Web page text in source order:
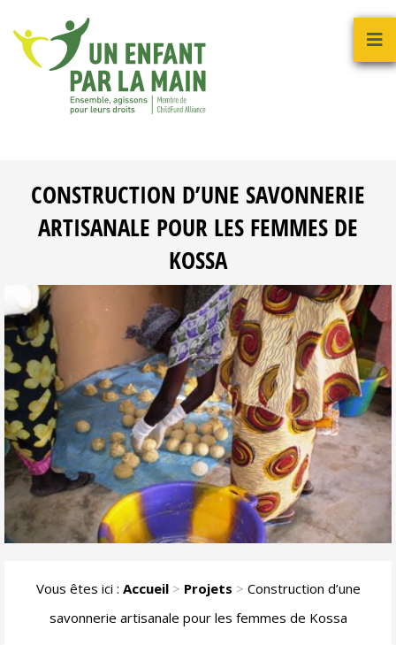
CONSTRUCTION D’UNE SAVONNERIE
ARTISANALE POUR LES FEMMES DE
KOSSA
Vous êtes ici : Accueil> Projets > Construction d’une
savonnerie artisanale pour les femmes de Kossa